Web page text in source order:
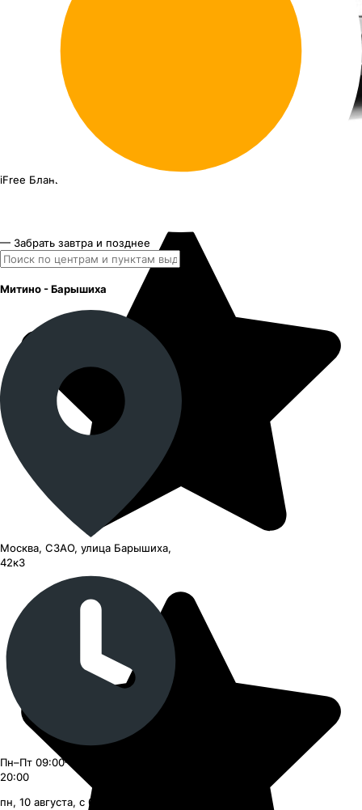
iFree Бланш
— Забрать завтра и позднее
Митино - Барышиха
Москва, СЗАО, улица Барышиха,
42к3
Пн–Пт 09:00–21:00, Сб–Вс 09:00–
20:00
пн, 10 августа, с 09:00